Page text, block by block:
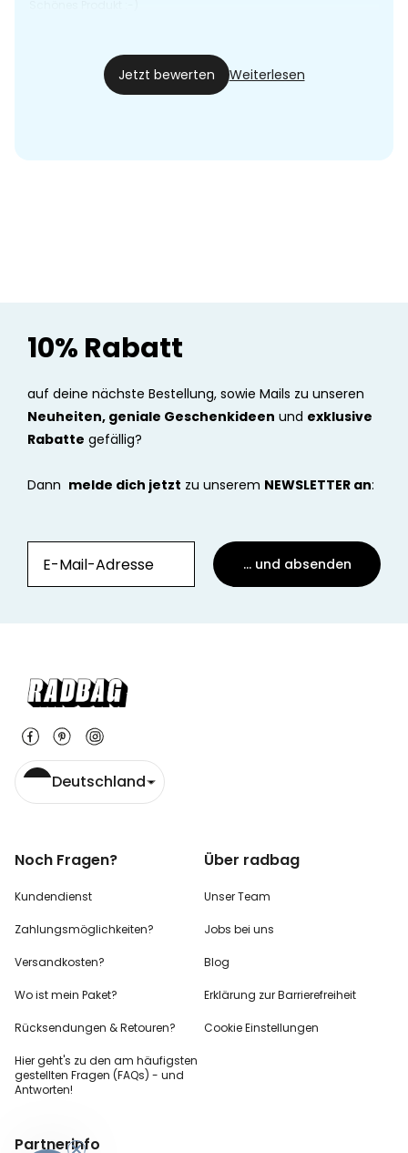
Jetzt bewerten Weiterlesen
10% Rabatt
auf deine nächste Bestellung, sowie Mails zu unseren
Neuheiten, geniale Geschenkideen und exklusive
Rabatte gefällig?
Dann melde dich jetzt zu unserem NEWSLETTER an:
... und absenden
Deutschland
Noch Fragen?
Kundendienst
Zahlungsmöglichkeiten?
Versandkosten?
Wo ist mein Paket?
Rücksendungen & Retouren?
Hier geht's zu den am häufigsten
gestellten Fragen (FAQs) - und
Antworten!
Über radbag
Unser Team
Jobs bei uns
Blog
Erklärung zur Barrierefreiheit
Cookie Einstellungen
Partnerinfo